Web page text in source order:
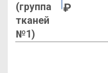
(группа
тканей
№1)
₽